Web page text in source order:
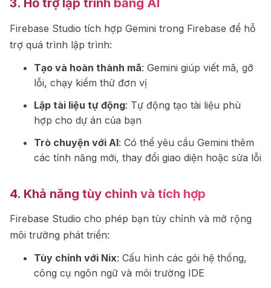
Firebase Studio tích hợp Gemini trong Firebase để hỗ
trợ quá trình lập trình:
Tạo và hoàn thành mã: Gemini giúp viết mã, gỡ
lỗi, chạy kiểm thử đơn vị
Lập tài liệu tự động: Tự động tạo tài liệu phù
hợp cho dự án của bạn
Trò chuyện với AI: Có thể yêu cầu Gemini thêm
các tính năng mới, thay đổi giao diện hoặc sửa lỗi
4. Khả năng tùy chỉnh và tích hợp
Firebase Studio cho phép bạn tùy chỉnh và mở rộng
môi trường phát triển:
Tùy chỉnh với Nix: Cấu hình các gói hệ thống,
công cụ ngôn ngữ và môi trường IDE